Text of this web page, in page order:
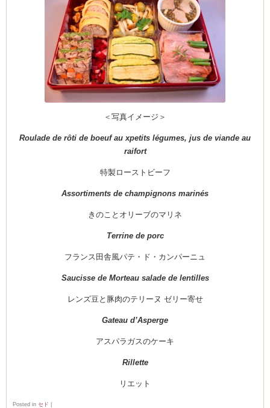
＜写真イメージ＞
Roulade de rôti de boeuf au xpetits légumes, jus de viande au
raifort
特製ローストビーフ
Assortiments de champignons marinés
きのことオリーブのマリネ
Terrine de porc
フランス田舎風パテ・ド・カンパーニュ
Saucisse de Morteau salade de lentilles
レンズ豆と豚肉のテリーヌ ゼリー寄せ
Gateau d’Asperge
アスパラガスのケーキ
Rillette
リエット
Posted in セド